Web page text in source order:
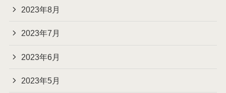
2023年8月
2023年7月
2023年6月
2023年5月